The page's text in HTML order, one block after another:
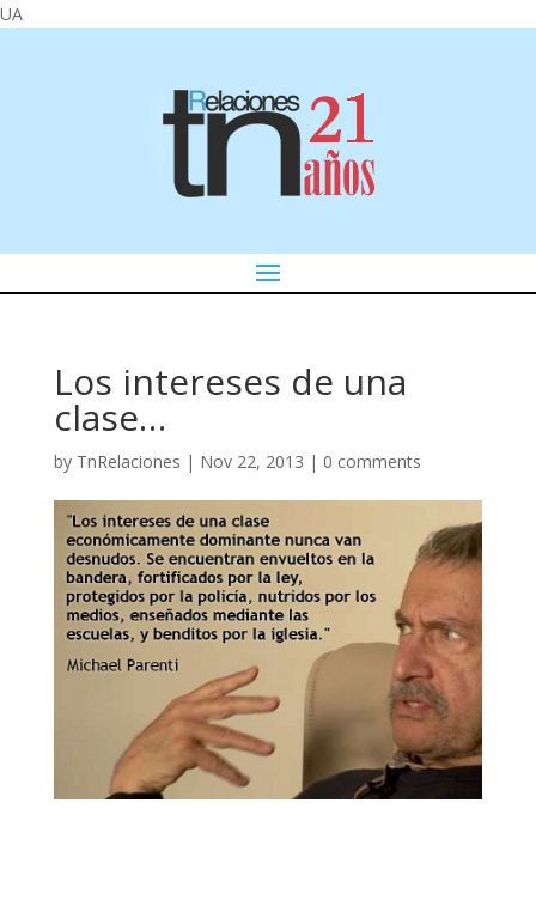
UA
Los intereses de una
clase…
by TnRelaciones | Nov 22, 2013 | 0 comments